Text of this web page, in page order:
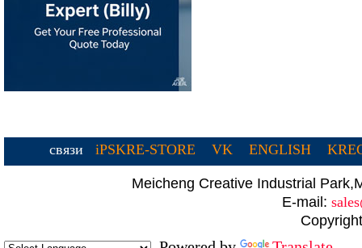
связи iPSKRE-STORE VK ENGLISH
Meicheng Creative Industrial
E-mail: